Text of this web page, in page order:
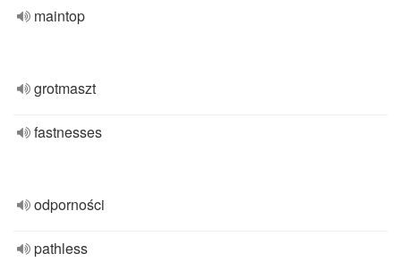
maintop
grotmaszt
fastnesses
odporności
pathless